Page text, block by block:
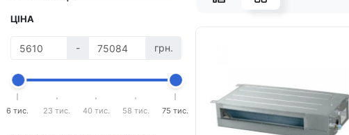
ЦІНА
- грн.
6 тис. 23 тис. 40 тис. 58 тис. 75 тис.